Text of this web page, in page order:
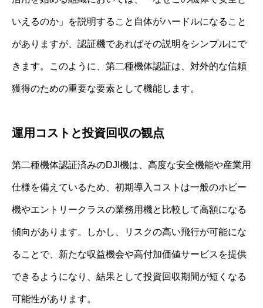
いえるのか」を説明すること自体がハードルになること
がありますが、認証機であればその説明をシンプルにで
きます。このように、第二種機体認証は、対外的な信頼
獲得のための重要な要素として機能します。
運用コストと投資回収の観点
第二種機体認証済みのDJI機は、高度な安全機能や産業用
仕様を備えているため、初期導入コストは一般のホビー
機やエントリークラスの業務用機と比較して高額になる
傾向があります。しかし、リスクの高い飛行が可能にな
ることで、新たな収益機会や高付加価値サービスを提供
できるようになり、結果として投資回収期間が短くなる
可能性があります。